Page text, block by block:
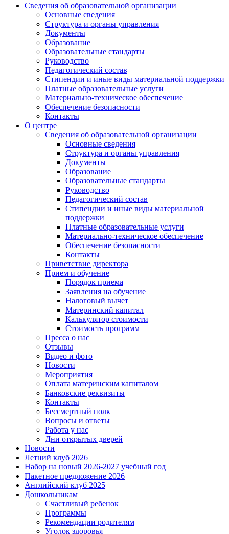
Сведения об образовательной организации
Основные сведения
Структура и органы управления
Документы
Образование
Образовательные стандарты
Руководство
Педагогический состав
Стипендии и иные виды материальной поддержки
Платные образовательные услуги
Материально-техническое обеспечение
Обеспечение безопасности
Контакты
О центре
Сведения об образовательной организации
Основные сведения
Структура и органы управления
Документы
Образование
Образовательные стандарты
Руководство
Педагогический состав
Стипендии и иные виды материальной
поддержки
Платные образовательные услуги
Материально-техническое обеспечение
Обеспечение безопасности
Контакты
Приветствие директора
Прием и обучение
Порядок приема
Заявления на обучение
Налоговый вычет
Материнский капитал
Калькулятор стоимости
Стоимость программ
Пресса о нас
Отзывы
Видео и фото
Новости
Мероприятия
Оплата материнским капиталом
Банковские реквизиты
Контакты
Бессмертный полк
Вопросы и ответы
Работа у нас
Дни открытых дверей
Новости
Летний клуб 2026
Набор на новый 2026-2027 учебный год
Пакетное предложение 2026
Английский клуб 2025
Дошкольникам
Счастливый ребенок
Программы
Рекомендации родителям
Уголок здоровья